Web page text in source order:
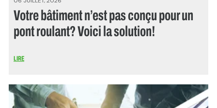
Votre bâtiment n’est pas conçu pour un
pont roulant? Voici la solution!
LIRE